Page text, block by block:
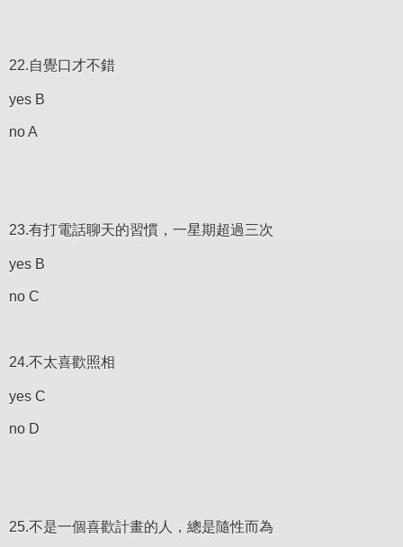
22.自覺口才不錯
yes B
no A
23.有打電話聊天的習慣，一星期超過三次
yes B
no C
24.不太喜歡照相
yes C
no D
25.不是一個喜歡計畫的人，總是隨性而為